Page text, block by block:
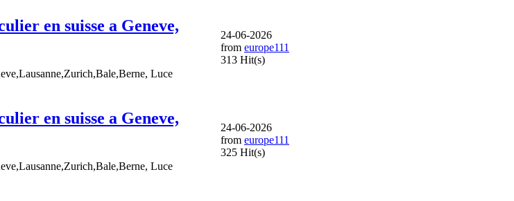
en suisse a Geneve,
Luce
24-06-2026
from europe111
313 Hit(s)
en suisse a Geneve,
Luce
24-06-2026
from europe111
325 Hit(s)